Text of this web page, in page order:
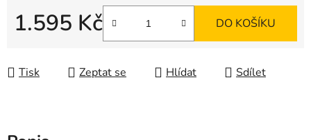
1.595 Kč DO KOŠÍKU
Tisk Zeptat se Hlídat Sdílet